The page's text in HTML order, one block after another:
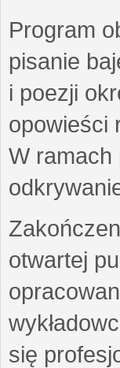
Program
pisanie
i poezji
opowieści
W ramach
otwartej
się